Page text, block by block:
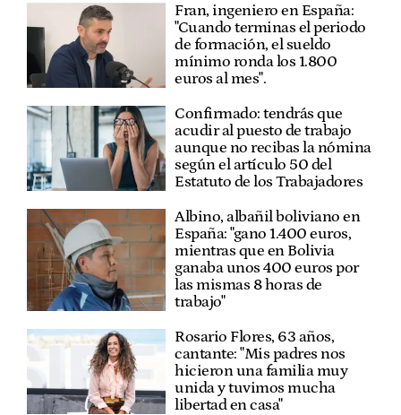
Fran, ingeniero en España:
"Cuando terminas el periodo
de formación, el sueldo
mínimo ronda los 1.800
euros al mes".
Confirmado: tendrás que
acudir al puesto de trabajo
aunque no recibas la nómina
según el artículo 50 del
Estatuto de los Trabajadores
Albino, albañil boliviano en
España: "gano 1.400 euros,
mientras que en Bolivia
ganaba unos 400 euros por
las mismas 8 horas de
trabajo"
Rosario Flores, 63 años,
cantante: "Mis padres nos
hicieron una familia muy
unida y tuvimos mucha
libertad en casa"